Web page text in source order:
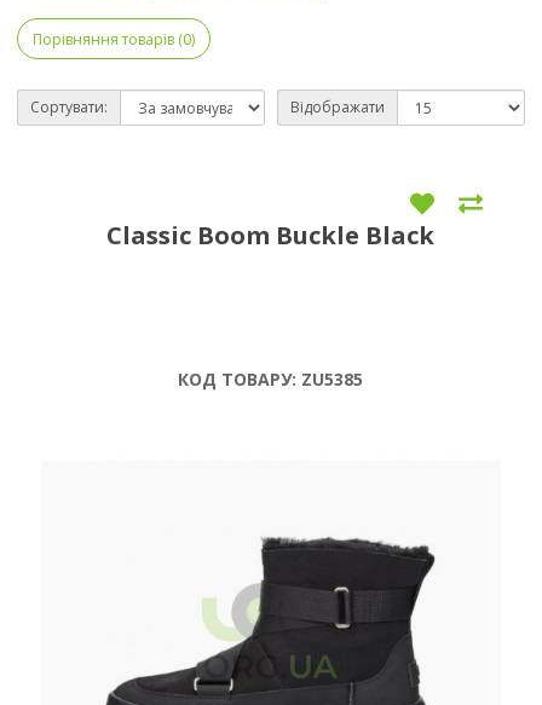
Порівняння товарів (0)
Сортувати: Відображати
Classic Boom Buckle Black
КОД ТОВАРУ: ZU5385